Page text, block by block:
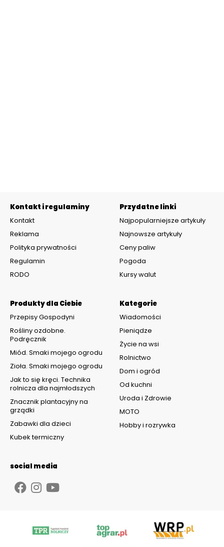
Kontakt i regulaminy
Kontakt
Reklama
Polityka prywatności
Regulamin
RODO
Kategorie
Wiadomości
Pieniądze
Życie na wsi
Rolnictwo
Dom i ogród
Od kuchni
Uroda i Zdrowie
MOTO
Hobby i rozrywka
Produkty dla Ciebie
Przepisy Gospodyni
Rośliny ozdobne.
Podręcznik
Miód. Smaki mojego ogrodu
Zioła. Smaki mojego ogrodu
Jak to się kręci. Technika
rolnicza dla najmłodszych
Znacznik plantacyjny na
grządki
Zabawki dla dzieci
Kubek termiczny
Przydatne linki
Najpopularniejsze artykuły
Najnowsze artykuły
Ceny paliw
Pogoda
Kursy walut
social media